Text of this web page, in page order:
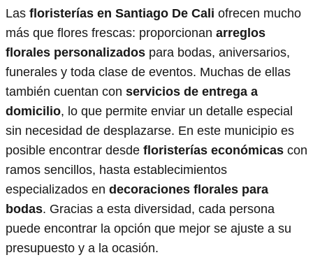
Las floristerías en Santiago De Cali ofrecen mucho
más que flores frescas: proporcionan arreglos
florales personalizados para bodas, aniversarios,
funerales y toda clase de eventos. Muchas de ellas
también cuentan con servicios de entrega a
domicilio, lo que permite enviar un detalle especial
sin necesidad de desplazarse. En este municipio es
posible encontrar desde floristerías económicas con
ramos sencillos, hasta establecimientos
especializados en decoraciones florales para
bodas. Gracias a esta diversidad, cada persona
puede encontrar la opción que mejor se ajuste a su
presupuesto y a la ocasión.